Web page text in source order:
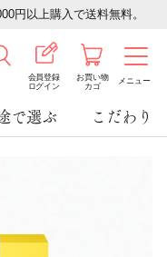
円以上購入で送料無料。
会員登録
ログイン
お買い物
カゴ
メニュー
で選ぶ こだわり